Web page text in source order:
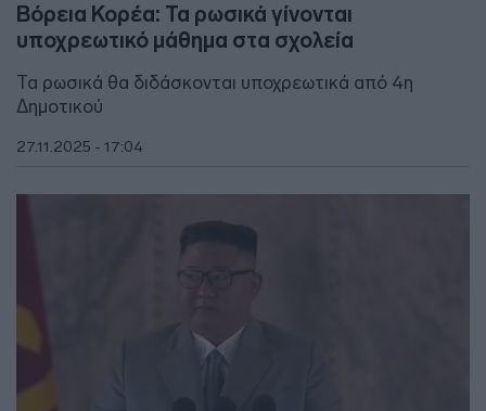
Βόρεια Κορέα: Τα ρωσικά γίνονται
υποχρεωτικό μάθημα στα σχολεία
Τα ρωσικά θα διδάσκονται υποχρεωτικά από 4η
Δημοτικού
27.11.2025 - 17:04